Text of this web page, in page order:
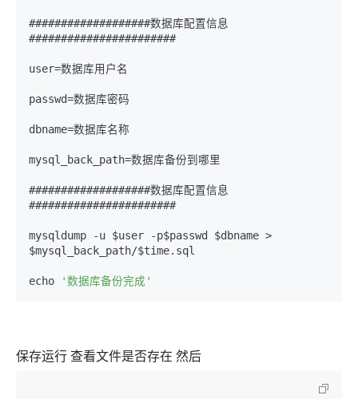
###################数据库配置信息
#######################
user=数据库用户名
passwd=数据库密码
dbname=数据库名称
mysql_back_path=数据库备份到哪里
###################数据库配置信息
#######################
mysqldump -u $user -p$passwd $dbname >
$mysql_back_path/$time. sql
echo '数据库备份完成'
保存运行 查看文件是否存在 然后